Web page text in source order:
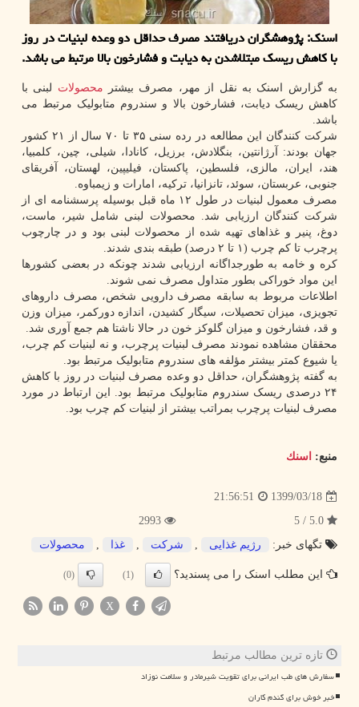
اسنك: پژوهشگران دریافتند مصرف حداقل دو وعده لبنیات در روز
با كاهش ریسك مبتلاشدن به دیابت و فشارخون بالا مرتبط می باشد.
به گزارش اسنک به نقل از مهر، مصرف بیشتر محصولات لبنی با
کاهش ریسک دیابت، فشارخون بالا و سندروم متابولیک مرتبط می
باشد.
شرکت کنندگان این مطالعه در رده سنی ۳۵ تا ۷۰ سال از ۲۱ کشور
جهان بودند: آرژانتین، بنگلادش، برزیل، کانادا، شیلی، چین، کلمبیا،
هند، ایران، مالزی، فلسطین، پاکستان، فیلیپین، لهستان، آفریقای
جنوبی، عربستان، سوئد، تانزانیا، ترکیه، امارات و زیمباوه.
مصرف معمول لبنیات در طول ۱۲ ماه قبل بوسیله پرسشنامه ای از
شرکت کنندگان ارزیابی شد. محصولات لبنی شامل شیر، ماست،
دوغ، پنیر و غذاهای تهیه شده از محصولات لبنی بود و در چارچوب
پرچرب تا کم چرب (۱ تا ۲ درصد) طبقه بندی شدند.
کره و خامه به طورجداگانه ارزیابی شدند چونکه در بعضی کشورها
این مواد خوراکی بطور متداول مصرف نمی شوند.
اطلاعات مربوط به سابقه مصرف دارویی شخص، مصرف داروهای
تجویزی، میزان تحصیلات، سیگار کشیدن، اندازه دورکمر، میزان وزن
و قد، فشارخون و میزان گلوکز خون در حالا ناشتا هم جمع آوری شد.
محققان مشاهده نمودند مصرف لبنیات پرچرب، و نه لبنیات کم چرب،
یا شیوع کمتر بیشتر مؤلفه های سندروم متابولیک مرتبط بود.
به گفته پژوهشگران، حداقل دو وعده مصرف لبنیات در روز با کاهش
۲۴ درصدی ریسک سندروم متابولیک مرتبط بود. این ارتباط در مورد
مصرف لبنیات پرچرب بمراتب بیشتر از لبنیات کم چرب بود.
منبع: اسنك
1399/03/18
21:56:51
تگهای خبر:
رژیم غذایی , شركت , غذا , محصولات
این مطلب اسنک را می پسندید؟ (1)
(0)
X
تازه ترین مطالب مرتبط
سفارش های طب ایرانی برای تقویت شیرمادر و سلامت نوزاد
خبر خوش برای گندم کاران